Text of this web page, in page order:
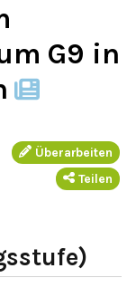
G9 in
Überarbeiten
Teilen